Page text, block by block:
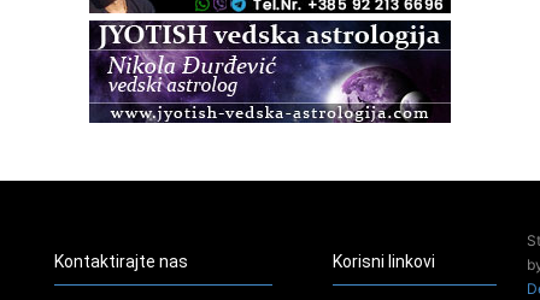
Zagreb
Osnovna radionica za izscjeljivanje pranom (Basic Pranic
Healing course)
Access BARS®, otpusti stres
Pjesma srca / Zagreb
Kontaktirajte nas Korisni linkovi